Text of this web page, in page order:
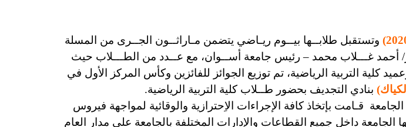
وتستقبل طلابــها بيــوم ريـاضي يتضمن مـاراثــون الجــرى من المسلة
أحمد غـــلاب محمد – رئيس جامعة أســوان، مع عــدد من الطـــلاب حيث
كلية التربية الرياضية، تم توزيع الجوائز للفائزين وكأس المركز الأول في
بنادي التجديف بحضور طــلاب كلية التربية الرياضية.
قـامت بإتخاذ كافة الإجراءات الاِحترازية والوقائية لمواجهة فيروس
داخل جميع القطاعات والإدارات المختلفة بالجامعة علي مدار العام